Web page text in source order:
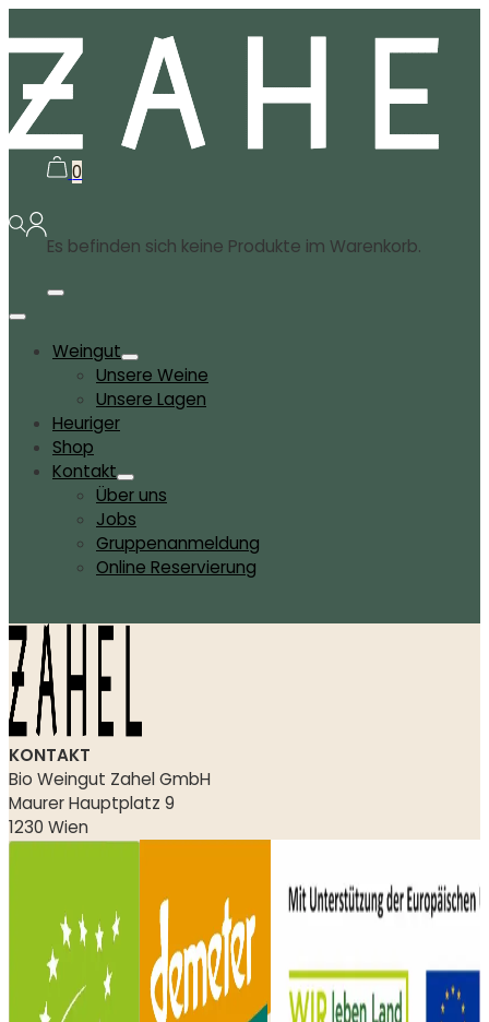
0
Es befinden sich keine Produkte im Warenkorb.
Weingut
Unsere Weine
Unsere Lagen
Heuriger
Shop
Kontakt
Über uns
Jobs
Gruppenanmeldung
Online Reservierung
KONTAKT
Bio Weingut Zahel GmbH
Maurer Hauptplatz 9
1230 Wien